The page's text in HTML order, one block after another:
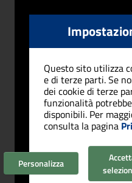
Questo sito utilizza
e di terze parti. Se
dei cookie di terze
funzionalità
disponibili. Per
consulta la pagina
Personalizza